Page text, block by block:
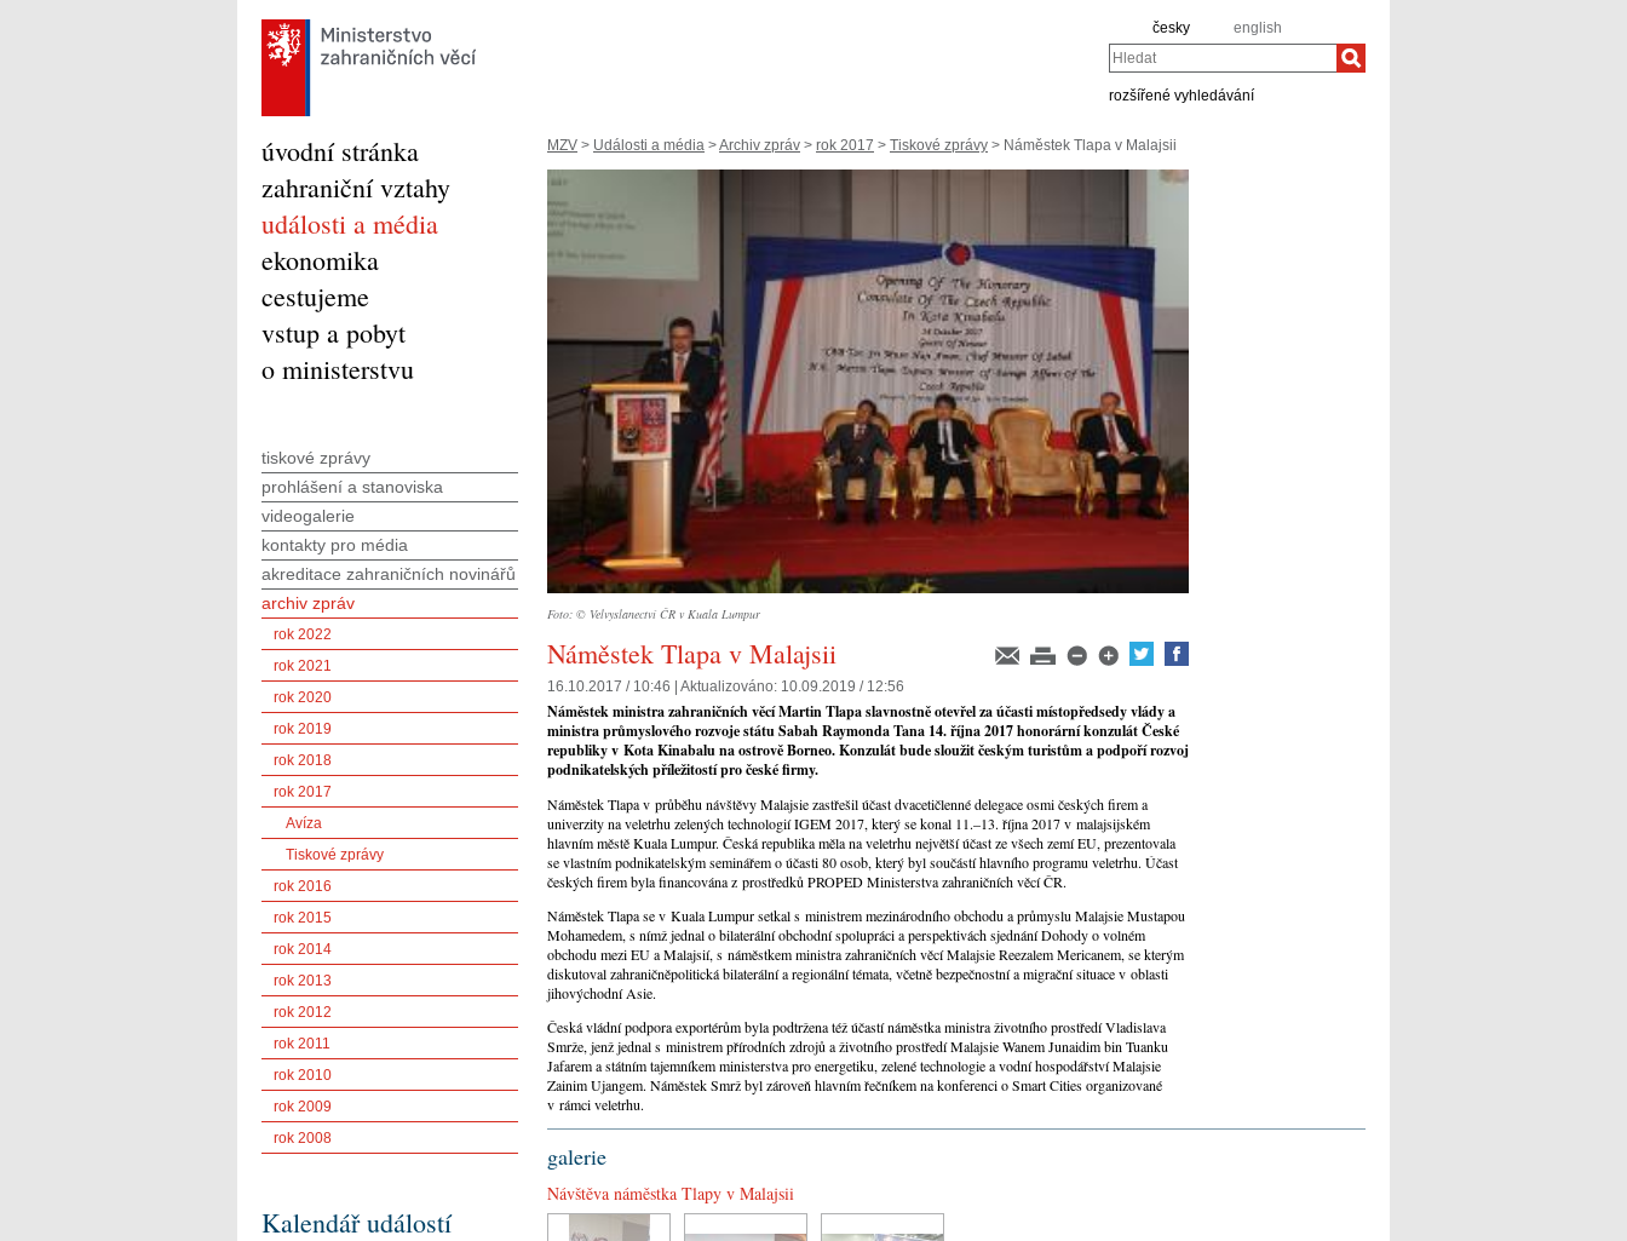
česky english
Hledat
rozšířené vyhledávání
MZV > Události a média >Archiv zpráv > rok 2017 > Tiskové zprávy > Náměstek Tlapa v Malajsii
Foto: © Velvyslanectví ČR v Kuala Lumpur
Náměstek Tlapa v Malajsii
16.10.2017 / 10:46 | Aktualizováno: 10.09.2019 / 12:56
Náměstek ministra zahraničních věcí Martin Tlapa slavnostně otevřel za účasti místopředsedy vlády a
ministra průmyslového rozvoje státu Sabah Raymonda Tana 14. října 2017 honorární konzulát České
republiky v Kota Kinabalu na ostrově Borneo. Konzulát bude sloužit českým turistům a podpoří rozvoj
podnikatelských příležitostí pro české firmy.
Náměstek Tlapa v průběhu návštěvy Malajsie zastřešil účast dvacetičlenné delegace osmi českých firem a
univerzity na veletrhu zelených technologií IGEM 2017, který se konal 11.–13. října 2017 v malajsijském
hlavním městě Kuala Lumpur. Česká republika měla na veletrhu největší účast ze všech zemí EU, prezentovala
se vlastním podnikatelským seminářem o účasti 80 osob, který byl součástí hlavního programu veletrhu. Účast
českých firem byla financována z prostředků PROPED Ministerstva zahraničních věcí ČR.
Náměstek Tlapa se v Kuala Lumpur setkal s ministrem mezinárodního obchodu a průmyslu Malajsie Mustapou
Mohamedem, s nímž jednal o bilaterální obchodní spolupráci a perspektivách sjednání Dohody o volném
obchodu mezi EU a Malajsií, s náměstkem ministra zahraničních věcí Malajsie Reezalem Mericanem, se kterým
diskutoval zahraničněpolitická bilaterální a regionální témata, včetně bezpečnostní a migrační situace v oblasti
jihovýchodní Asie.
Česká vládní podpora exportérům byla podtržena též účastí náměstka ministra životního prostředí Vladislava
Smrže, jenž jednal s ministrem přírodních zdrojů a životního prostředí Malajsie Wanem Junaidim bin Tuanku
Jafarem a státním tajemníkem ministerstva pro energetiku, zelené technologie a vodní hospodářství Malajsie
Zainim Ujangem. Náměstek Smrž byl zároveň hlavním řečníkem na konferenci o Smart Cities organizované
v rámci veletrhu.
galerie
Návštěva náměstka Tlapy v Malajsii
úvodní stránka
zahraniční vztahy
události a média
ekonomika
cestujeme
vstup a pobyt
o ministerstvu
tiskové zprávy
prohlášení a stanoviska
videogalerie
kontakty pro média
akreditace zahraničních novinářů
archiv zpráv
rok 2022
rok 2021
rok 2020
rok 2019
rok 2018
rok 2017
Avíza
Tiskové zprávy
rok 2016
rok 2015
rok 2014
rok 2013
rok 2012
rok 2011
rok 2010
rok 2009
rok 2008
Kalendář událostí